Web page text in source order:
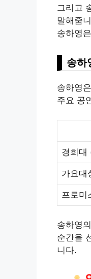
그리고
말해줍
송하영
송하
송하영
주요 공
경희대
가요대
프로미
송하영
순간을
니다.